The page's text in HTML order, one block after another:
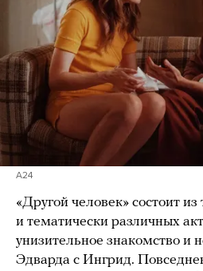
A24
«Другой человек» состоит
и тематически различных
унизительное знакомство и
Эдварда с Ингрид.